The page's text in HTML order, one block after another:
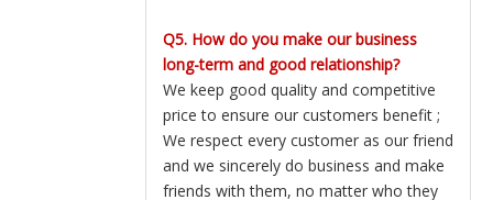
Q5. How do you make our business
long-term and good relationship?
We keep good quality and competitive
price to ensure our customers benefit ;
We respect every customer as our friend
and we sincerely do business and make
friends with them, no matter who they